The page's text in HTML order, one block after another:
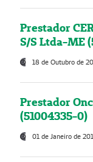
Prestador
S/S Ltda-ME
18 de Outubro de
Prestador
(51004335-0)
01 de Janeiro de